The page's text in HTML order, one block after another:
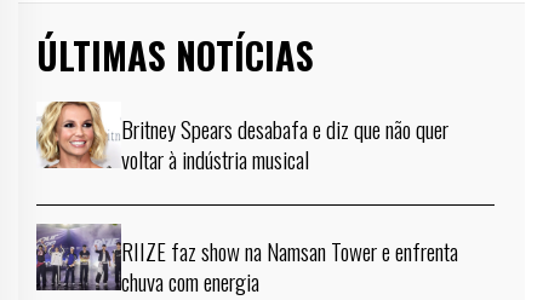
ÚLTIMAS NOTÍCIAS
Britney Spears desabafa e diz que não quer
voltar à indústria musical
RIIZE faz show na Namsan Tower e enfrenta
chuva com energia